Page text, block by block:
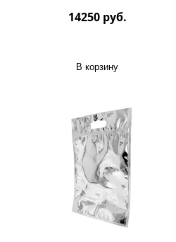
14250 руб.
В корзину